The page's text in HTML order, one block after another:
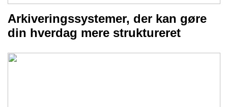
Arkiveringssystemer, der kan gøre
din hverdag mere struktureret